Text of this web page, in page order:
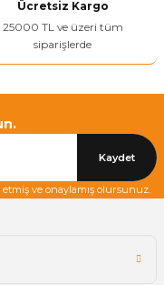
Ücretsiz Kargo
25000 TL ve üzeri tüm
siparişlerde
Kaydet
ve onaylamış olursunuz.